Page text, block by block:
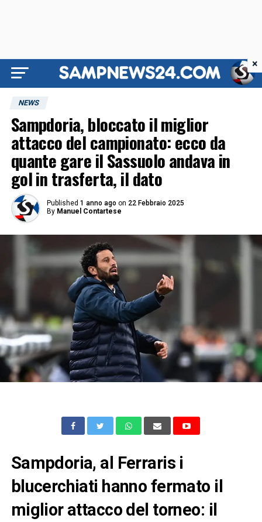
NEWS
Sampdoria, bloccato il miglior
attacco del campionato: ecco da
quante gare il Sassuolo andava in
gol in trasferta, il dato
Published 1 anno ago on 22 Febbraio 2025
By Manuel Contartese
Sampdoria, al Ferraris i
blucerchiati hanno fermato il
miglior attacco del torneo: il
×